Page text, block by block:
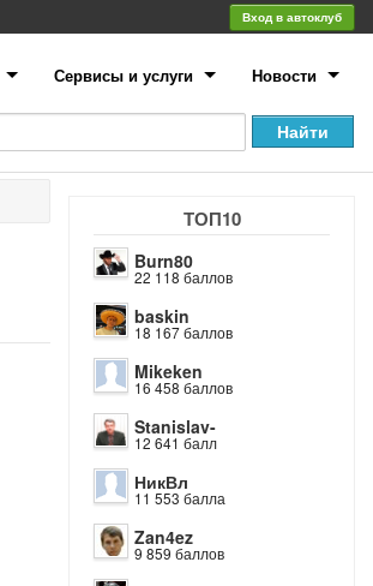
Вход в автоклуб
Сервисы и услуги Новости
ТОП10
Burn80
22 118 баллов
baskin
18 167 баллов
Mikeken
16 458 баллов
Stanislav-
12 641 балл
НикВл
11 553 балла
Zan4ez
9 859 баллов